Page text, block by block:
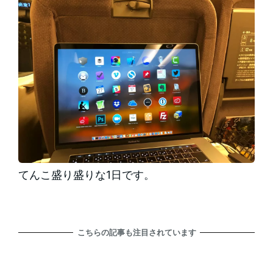
てんこ盛り盛りな1日です。
こちらの記事も注目されています